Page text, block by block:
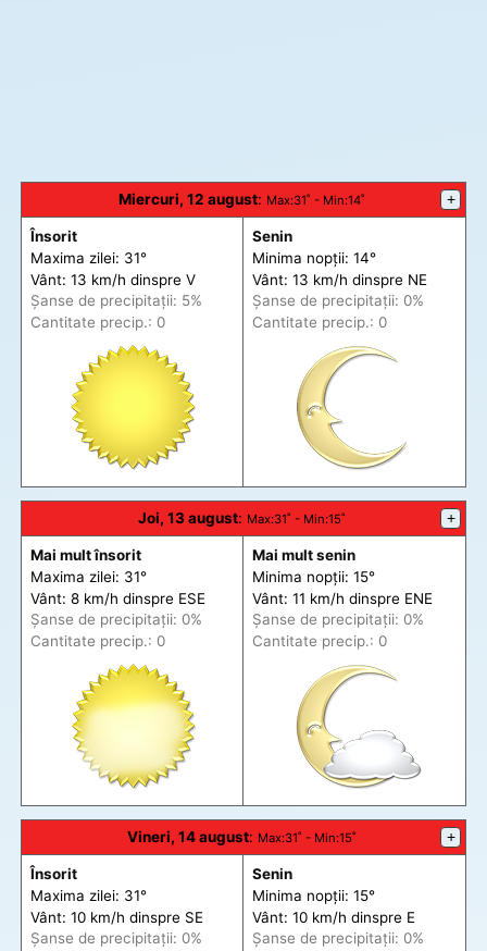
Miercuri, 12 august: Max:31˚ - Min:14˚ +
Însorit
Maxima zilei: 31°
Vânt: 13 km/h dinspre V
Șanse de precipitații: 5%
Cantitate precip.: 0
Senin
Minima nopții: 14°
Vânt: 13 km/h dinspre NE
Șanse de precipitații: 0%
Cantitate precip.: 0
Joi, 13 august: Max:31˚ - Min:15˚ +
Mai mult însorit
Maxima zilei: 31°
Vânt: 8 km/h dinspre ESE
Șanse de precipitații: 0%
Cantitate precip.: 0
Mai mult senin
Minima nopții: 15°
Vânt: 11 km/h dinspre ENE
Șanse de precipitații: 0%
Cantitate precip.: 0
Vineri, 14 august: Max:31˚ - Min:15˚ +
Însorit
Maxima zilei: 31°
Vânt: 10 km/h dinspre SE
Șanse de precipitații: 0%
Senin
Minima nopții: 15°
Vânt: 10 km/h dinspre E
Șanse de precipitații: 0%